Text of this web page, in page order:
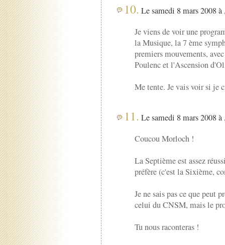
10. Le samedi 8 mars 2008
Je viens de voir une
la Musique, la 7 ème
premiers mouvements,
Poulenc et l'Ascension
Me tente. Je vais voir si je
11. Le samedi 8 mars 2008
Coucou Morloch !
La Septième est assez
préfère (c'est la Sixième,
Je ne sais pas ce que peut
celui du CNSM, mais le
Tu nous raconteras !